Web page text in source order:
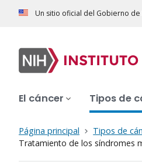
Un sitio oficial del Gobierno de
El cáncer Tipos de
Página principal Tipos de
Tratamiento de los síndromes